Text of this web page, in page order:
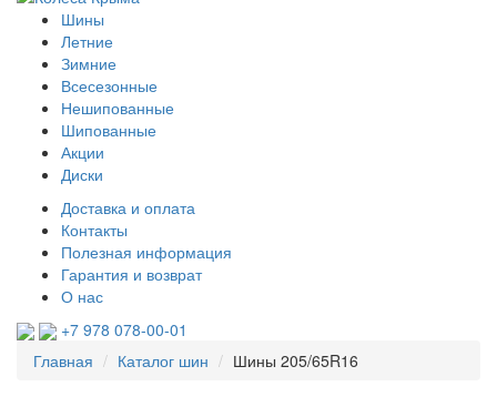
Шины
Летние
Зимние
Всесезонные
Нешипованные
Шипованные
Акции
Диски
Доставка и оплата
Контакты
Полезная информация
Гарантия и возврат
О нас
+7 978 078-00-01
Главная
Каталог шин Шины 205/65R16